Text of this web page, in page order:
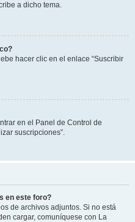
a dicho tema.
hacer clic en el enlace “Suscribir
en el Panel de Control de
suscripciones”.
en este foro?
de archivos adjuntos. Si no está
cargar, comuníquese con La